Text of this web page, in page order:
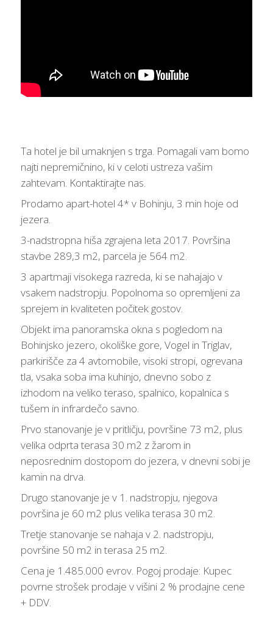
Ta hotel je bil umaknjen s trga. Pomagali vam bomo
najti nepremičnino, ki v celoti ustreza vašim
zahtevam. Kontaktirajte nas.
Prodamo apart-hotel 4* v Bohinju, 3 min hoje od
jezera.
3-nadstropna hiša zgrajena leta 2017. Površina
stavbe 289,3 m2, parcela je 564 m2.
3 apartmaji visokega razreda, ki se nahajajo v
vsakem nadstropju. Popolnoma so opremljeni za
sprejem in kvaliteten počitek gostov.
Objekt ima panoramska okna s pogledom na
Bohinjsko jezero, okoliške gore, Vogel in Triglav,
parkirišče za 4 avtomobile, visoki stropi, ogrevana
tla, vsaka soba ima kuhinjo, dnevno sobo z
izhodom na veliko teraso, spalnico, kopalnica s
tušem in infrardečo savno.
Prvo stanovanje je v pritličju, površine 73 m2, plus
velika odprta terasa 30 m2 z žarom in
neposrednim dostopom do jezera, v dnevni sobi je
kamin na drva.
Drugo stanovanje je v 1. nadstropju, njegova
površina je 60 m2 plus velika terasa 30 m2.
Tretje stanovanje se nahaja v 2. nadstropju,
površine 50 m2 in terasa 25 m2.
Cena je 1.485.000 evrov. Pogoj prodaje: Kupec
povrne strošek prodaje v višini 2 % prodajne cene
+ DDV.